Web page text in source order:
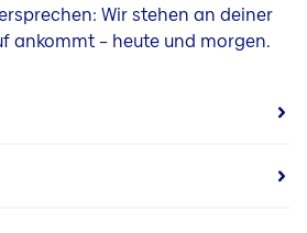
Wir stehen an deiner
ankommt – heute und morgen.